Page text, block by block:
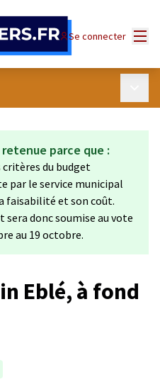
Se connecter
parce que :
du budget
par le service municipal
faisabilité et son coût.
sera donc soumise au vote
au 19 octobre.
Eblé, à fond